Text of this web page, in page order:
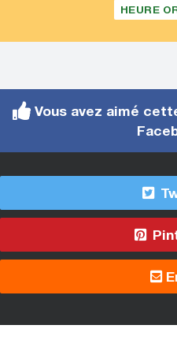
HEURE
Vous avez aimé